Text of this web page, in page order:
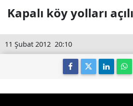
Kapalı köy yolları
20:10
11 Şubat 2012